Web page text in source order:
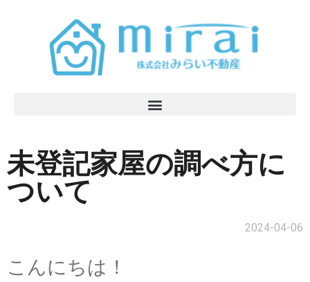
未登記家屋の調べ方に
ついて
2024-04-06
こんにちは！